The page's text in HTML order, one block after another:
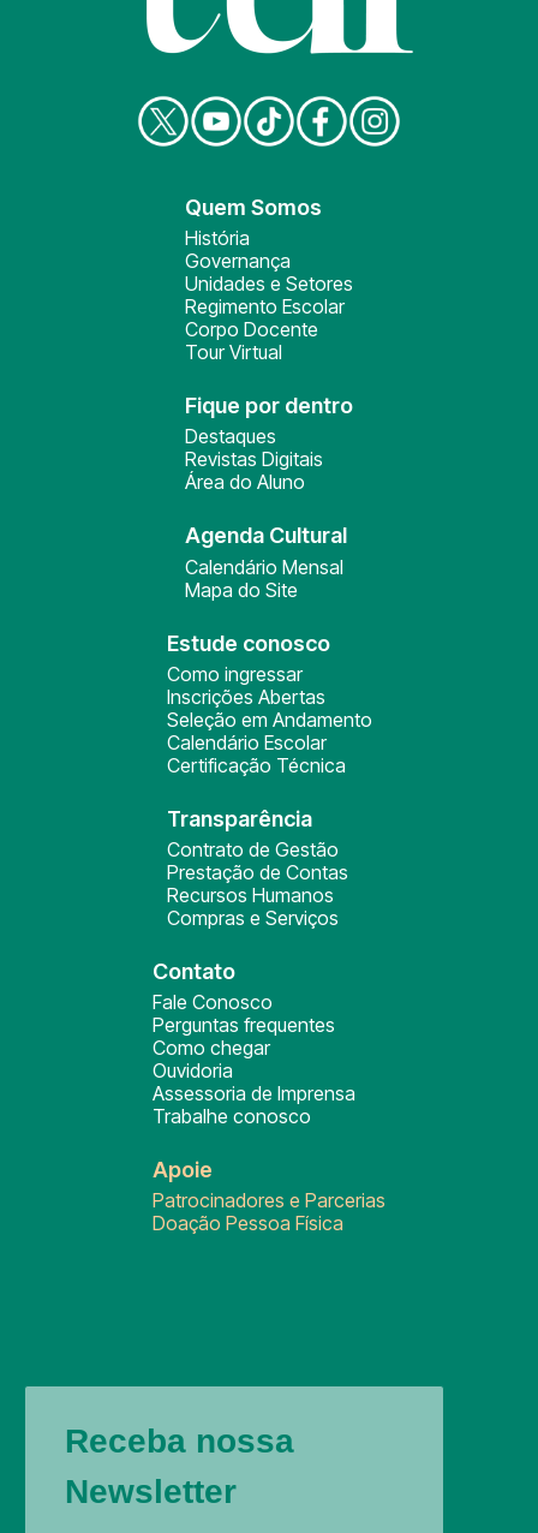
Quem Somos
História
Governança
Unidades e Setores
Regimento Escolar
Corpo Docente
Tour Virtual
Fique por dentro
Destaques
Revistas Digitais
Área do Aluno
Agenda Cultural
Calendário Mensal
Mapa do Site
Estude conosco
Como ingressar
Inscrições Abertas
Seleção em Andamento
Calendário Escolar
Certificação Técnica
Transparência
Contrato de Gestão
Prestação de Contas
Recursos Humanos
Compras e Serviços
Contato
Fale Conosco
Perguntas frequentes
Como chegar
Ouvidoria
Assessoria de Imprensa
Trabalhe conosco
Apoie
Patrocinadores e Parcerias
Doação Pessoa Física